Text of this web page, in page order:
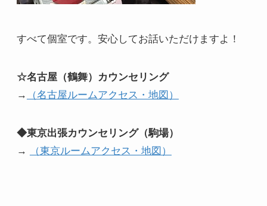
すべて個室です。安心してお話いただけますよ！
☆名古屋（鶴舞）カウンセリング
→
（名古屋ルームアクセス・地図）
◆東京出張カウンセリング（駒場）
→
（東京ルームアクセス・地図）